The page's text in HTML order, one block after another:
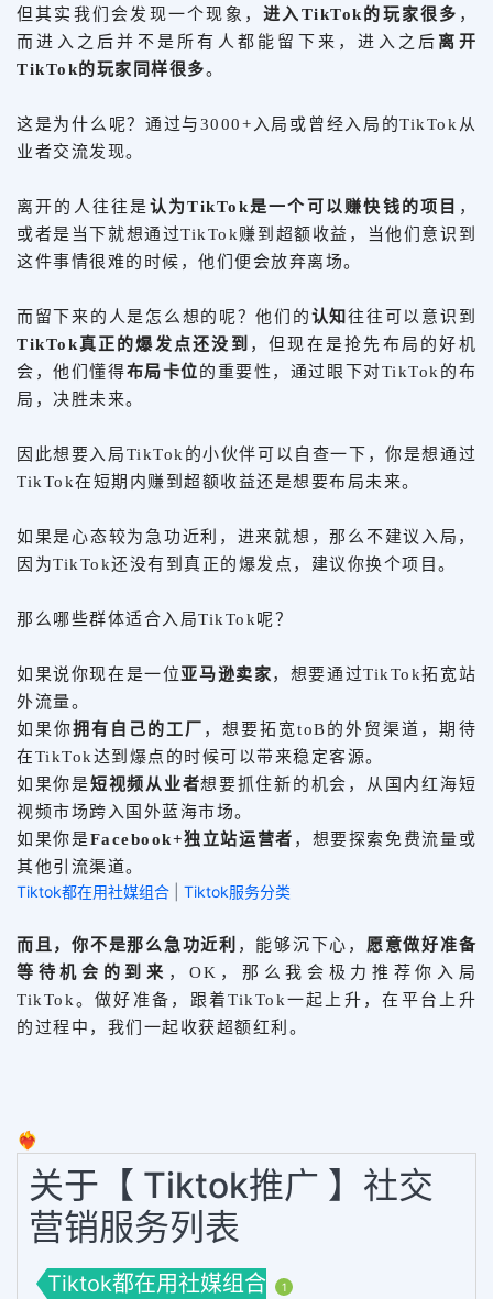
但其实我们会发现一个现象，进入TikTok的玩家很多 ，
而进入之后并不是所有人都能留下来，进入之后 离开
TikTok的玩家同样很多。
这是为什么呢？通过与3000+入局或曾经入局的TikTok从
业者交流发现。
离开的人往往是认为TikTok是一个可以赚快钱的项目 ，
或者是当下就想通过TikTok赚到超额收益，当他们意识到
这件事情很难的时候，他们便会放弃离场。
而留下来的人是怎么想的呢？他们的认知往往可以意识到
TikTok真正的爆发点还没到 ，但现在是抢先布局的好机
会，他们懂得布局卡位的重要性，通过眼下对TikTok的布
局，决胜未来。
因此想要入局TikTok的小伙伴可以自查一下，你是想通过
TikTok在短期内赚到超额收益还是想要布局未来。
如果是心态较为急功近利，进来就想，那么不建议入局，
因为TikTok还没有到真正的爆发点，建议你换个项目。
那么哪些群体适合入局TikTok呢？
如果说你现在是一位亚马逊卖家，想要通过TikTok拓宽站
外流量。
如果你拥有自己的工厂 ，想要拓宽toB的外贸渠道，期待
在TikTok达到爆点的时候可以带来稳定客源。
如果你是短视频从业者想要抓住新的机会，从国内红海短
视频市场跨入国外蓝海市场。
如果你是Facebook+独立站运营者 ，想要探索免费流量或
其他引流渠道。
Tiktok都在用社媒组合 Tiktok服务分类
而且，你不是那么急功近利 ，能够沉下心， 愿意做好准备
等待机会的到来 ，OK，那么我会极力推荐你入局
TikTok。做好准备，跟着TikTok一起上升，在平台上升
的过程中，我们一起收获超额红利。
❤️‍🔥
关于【 Tiktok推广 】社交
营销服务列表
Tiktok都在用社媒组合 1